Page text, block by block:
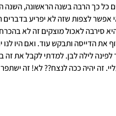
כל כך הרבה בשנה הראשונה, השנה
אפשר לצפות שזה לא יפריע בדברים
סירבה לאכול מוצקים זה לא
את הדייסה ותבקש עוד. ואם היו לנו
לילה לבן. למדתי לקבל את זה
זה יהיה ככה לנצח?? לא! זה ישתפר